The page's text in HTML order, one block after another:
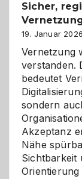
Sicher,
19. Januar 2026
Vernetzung
verstanden.
bedeutet
sondern
Akzeptanz
Nähe
Sichtbarkeit